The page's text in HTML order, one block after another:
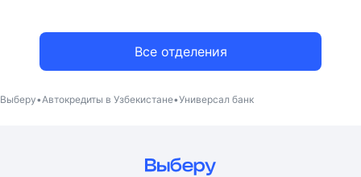
Все отделения
Выберу Автокредиты в Узбекистане Универсал банк